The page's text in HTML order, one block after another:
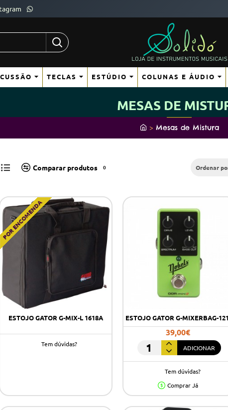
TECLAS ESTÚDIO COLUNAS E ÁUDIO
MESAS DE
h
o
Mesas de Mistura
Comparar produtos 0 Ordenar
POR ENCOMENDA
ESTOJO GATOR G-MIX-L 1618A
Tem dúvidas?
ESTOJO GATOR G-MIXERBAG-
39,00€
ESTOJO
GATOR
MIXERBAG-
1212
ADICIONAR
Tem dúvidas?
Comprar Já